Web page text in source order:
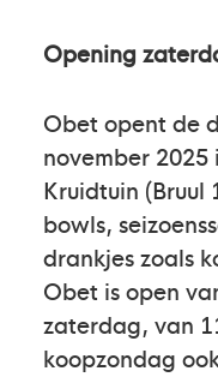
Opening
Obet opent de
november
Kruidtuin (Bruul
bowls,
drankjes zoals
Obet is open
zaterdag, van
koopzondag